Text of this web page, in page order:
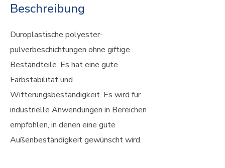
Beschreibung
Duroplastische polyester-
pulverbeschichtungen ohne giftige
Bestandteile. Es hat eine gute
Farbstabilität und
Witterungsbeständigkeit. Es wird für
industrielle Anwendungen in Bereichen
empfohlen, in denen eine gute
Außenbeständigkeit gewünscht wird.